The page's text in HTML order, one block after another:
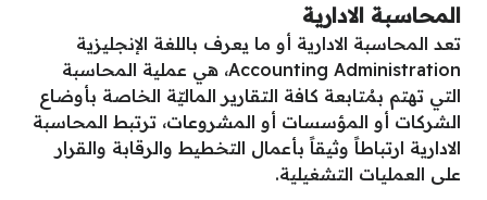
المحاسبة الادارية
تعد المحاسبة الادارية أو ما يعرف باللغة الإنجليزية
Accounting Administration، هي عملية المحاسبة
التي تهتم بمُتابعة كافة التقارير الماليّة الخاصة بأوضاع
الشركات أو المؤسسات أو المشروعات، ترتبط المحاسبة
الادارية ارتباطاً وثيقاً بأعمال التخطيط والرقابة والقرار
على العمليات التشغيلية.